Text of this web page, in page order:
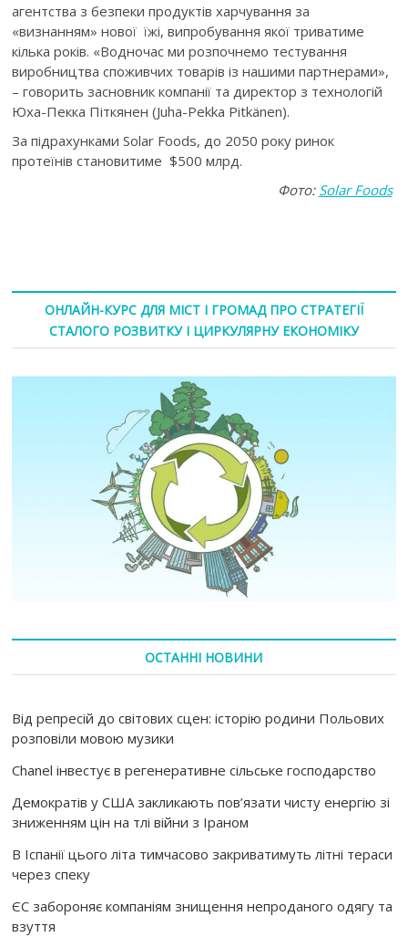
агентства з безпеки продуктів харчування за
«визнанням» нової їжі, випробування якої триватиме
кілька років. «Водночас ми розпочнемо тестування
виробництва споживчих товарів із нашими партнерами»,
– говорить засновник компанії та директор з технологій
Юха-Пекка Піткянен (Juha-Pekka Pitkänen).
За підрахунками Solar Foods, до 2050 року ринок
протеїнів становитиме $500 млрд.
Фото: Solar Foods
ОНЛАЙН-КУРС ДЛЯ МІСТ І ГРОМАД ПРО СТРАТЕГІЇ
СТАЛОГО РОЗВИТКУ І ЦИРКУЛЯРНУ ЕКОНОМІКУ
ОСТАННІ НОВИНИ
Від репресій до світових сцен: історію родини Польових
розповіли мовою музики
Chanel інвестує в регенеративне сільське господарство
Демократів у США закликають пов’язати чисту енергію зі
зниженням цін на тлі війни з Іраном
В Іспанії цього літа тимчасово закриватимуть літні тераси
через спеку
ЄС забороняє компаніям знищення непроданого одягу та
взуття